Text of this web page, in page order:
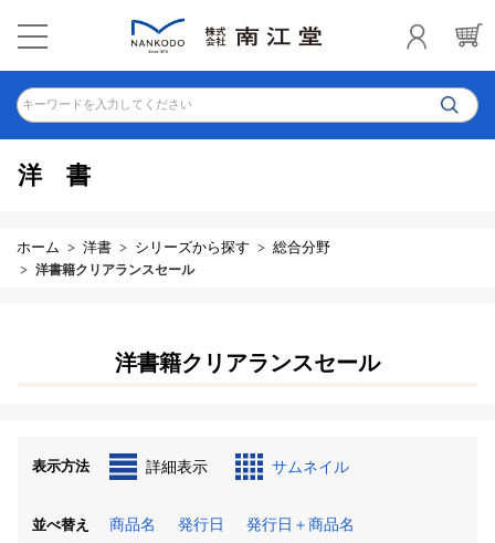
キーワードを入力してください
洋書
ホーム 洋書 シリーズから探す 総合分野
洋書籍クリアランスセール
洋書籍クリアランスセール
表示方法 詳細表示 サムネイル
並べ替え 商品名 発行日 発行日＋商品名